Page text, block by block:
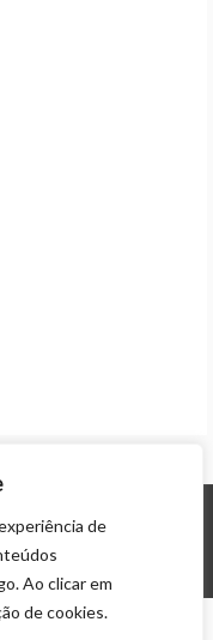
de
Ao clicar em
de cookies.